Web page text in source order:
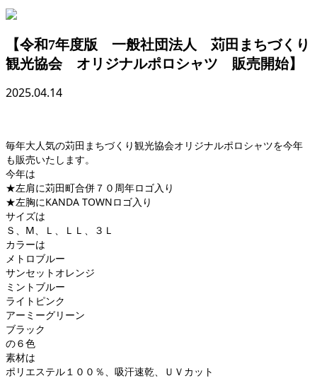
【令和7年度版 一般社団法人 苅田まちづくり
観光協会 オリジナルポロシャツ 販売開始】
2025.04.14
毎年大人気の苅田まちづくり観光協会オリジナルポロシャツを今年
も販売いたします。
今年は
★左肩に苅田町合併７０周年ロゴ入り
★左胸にKANDA TOWNロゴ入り
サイズは
Ｓ、М、Ｌ、ＬＬ、３Ｌ
カラーは
メトロブルー
サンセットオレンジ
ミントブルー
ライトピンク
アーミーグリーン
ブラック
の６色
素材は
ポリエステル１００％、吸汗速乾、ＵＶカット